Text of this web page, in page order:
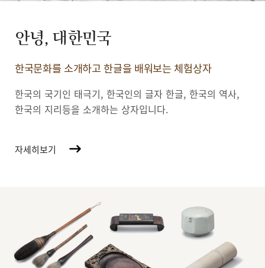
안녕, 대한민국
한국문화를 소개하고 한글을 배워보는 체험상자
한국의 국기인 태극기, 한국인의 글자 한글, 한국의 역사,
한국의 지리등을 소개하는 상자입니다.
자세히보기